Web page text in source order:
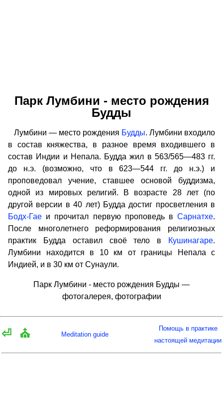
Парк Лумбини - место рождения
Будды
Лумбини — место рождения Будды. Лумбини входило
в состав княжества, в разное время входившего в
состав Индии и Непала. Будда жил в 563/565—483 гг.
до н.э. (возможно, что в 623—544 гг. до н.э.) и
проповедовал учение, ставшее основой буддизма,
одной из мировых религий. В возрасте 28 лет (по
другой версии в 40 лет) Будда достиг просветления в
Бодх-Гае и прочитал первую проповедь в Сарнатхе.
После многолетнего реформирования религиозных
практик Будда оставил своё тело в
Кушинагаре.
Лумбини находится в 10 км от границы Непала с
Индией, и в 30 км от Сунаули.
Парк Лумбини - место рождения Будды —
фотогалерея, фотографии
⏎ ⛪ Meditation guide
Помощь в практике
настоящей медитации